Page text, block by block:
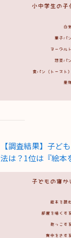
【調査結果】子ど
法は？1位は『絵本